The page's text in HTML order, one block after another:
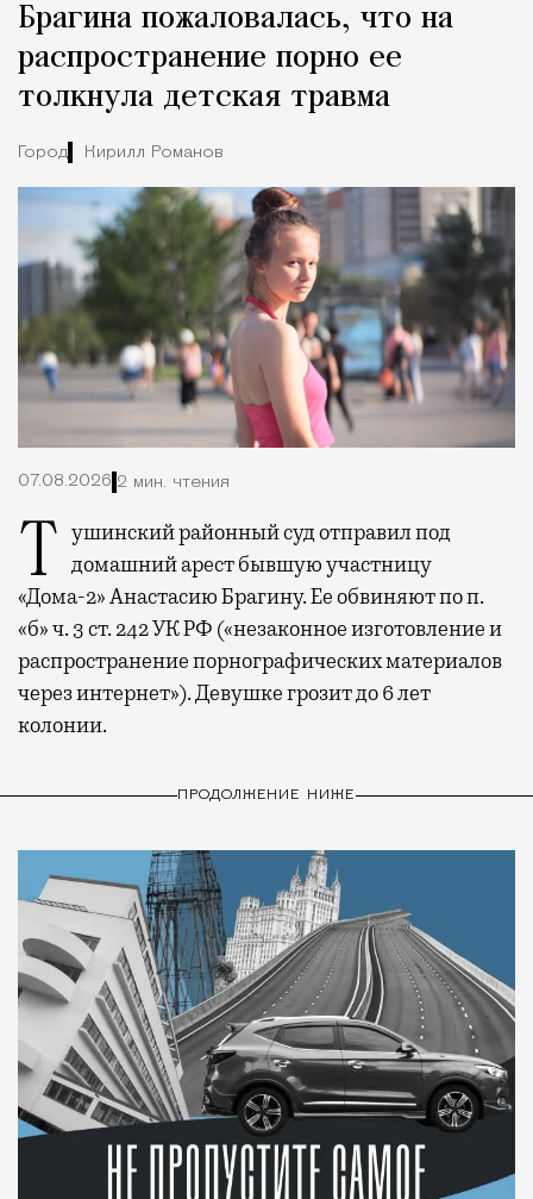
Брагина пожаловалась, что на
распространение порно ее
толкнула детская травма
Город Кирилл Романов
07.08.2026 2 мин. чтения
Тушинский районный суд отправил под домашний арест бывшую участницу
«Дома-2» Анастасию Брагину. Ее обвиняют по п.
«б» ч. 3 ст. 242 УК РФ («незаконное изготовление и
распространение порнографических материалов
через интернет»). Девушке грозит до 6 лет
колонии.
ПРОДОЛЖЕНИЕ НИЖЕ